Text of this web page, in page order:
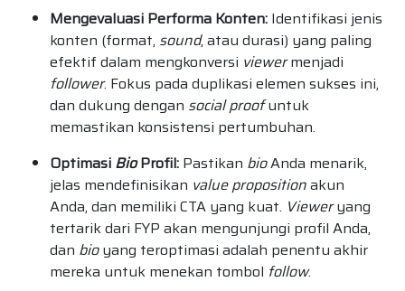
Mengevaluasi Performa Konten: Identifikasi jenis
konten (format, sound, atau durasi) yang paling
efektif dalam mengkonversi viewermenjadi
follower. Fokus pada duplikasi elemen sukses ini,
dan dukung dengan social proofuntuk
memastikan konsistensi pertumbuhan.
Optimasi BioProfil: Pastikan bioAnda menarik,
jelas mendefinisikan value propositionakun
Anda, dan memiliki CTA yang kuat. Vieweryang
tertarik dari FYP akan mengunjungi profil Anda,
dan bioyang teroptimasi adalah penentu akhir
mereka untuk menekan tombol follow.